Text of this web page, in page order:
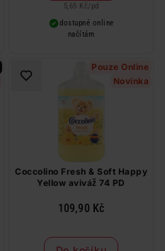
5,65 Kč/ pd
dostupné online
načítám
Pouze Online
Novinka
Coccolino Fresh & Soft Happy
Yellow aviváž 74 PD
109,90 Kč